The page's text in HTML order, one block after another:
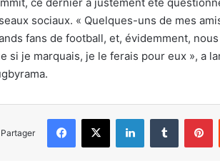
sociaux. « Quelques-uns de mes
fans de football, et, évidemment,
si je marquais, je le ferais pour eux », a
Partager
Facebook
X LinkedinTumblr